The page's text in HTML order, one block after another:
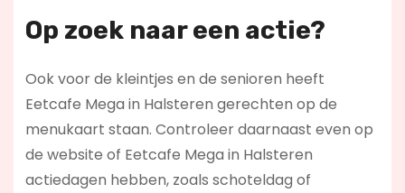
Op zoek naar een actie?
Ook voor de kleintjes en de senioren heeft
Eetcafe Mega in Halsteren gerechten op de
menukaart staan. Controleer daarnaast even op
de website of Eetcafe Mega in Halsteren
actiedagen hebben, zoals schoteldag of